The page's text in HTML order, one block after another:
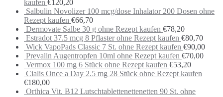
kaufen €120,20
Salbulin Novolizer 100 mcg/dose Inhalator 200 Dosen ohne
Rezept kaufen €66,70
Dermovate Salbe 30 g ohne Rezept kaufen €78,20
Estradot 37.5 mcg 8 Pflaster ohne Rezept kaufen €80,70
Wick VapoPads Classic 7 St. ohne Rezept kaufen €90,00
Prevalin Augentropfen 10ml ohne Rezept kaufen €70,00
Vermox 100 mg 6 Stück ohne Rezept kaufen €53,20
Cialis Once a Day 2.5 mg 28 Stück ohne Rezept kaufen
€180,00
Orthica Vit. B12 Lutschtablettenettenetten 90 St. ohne